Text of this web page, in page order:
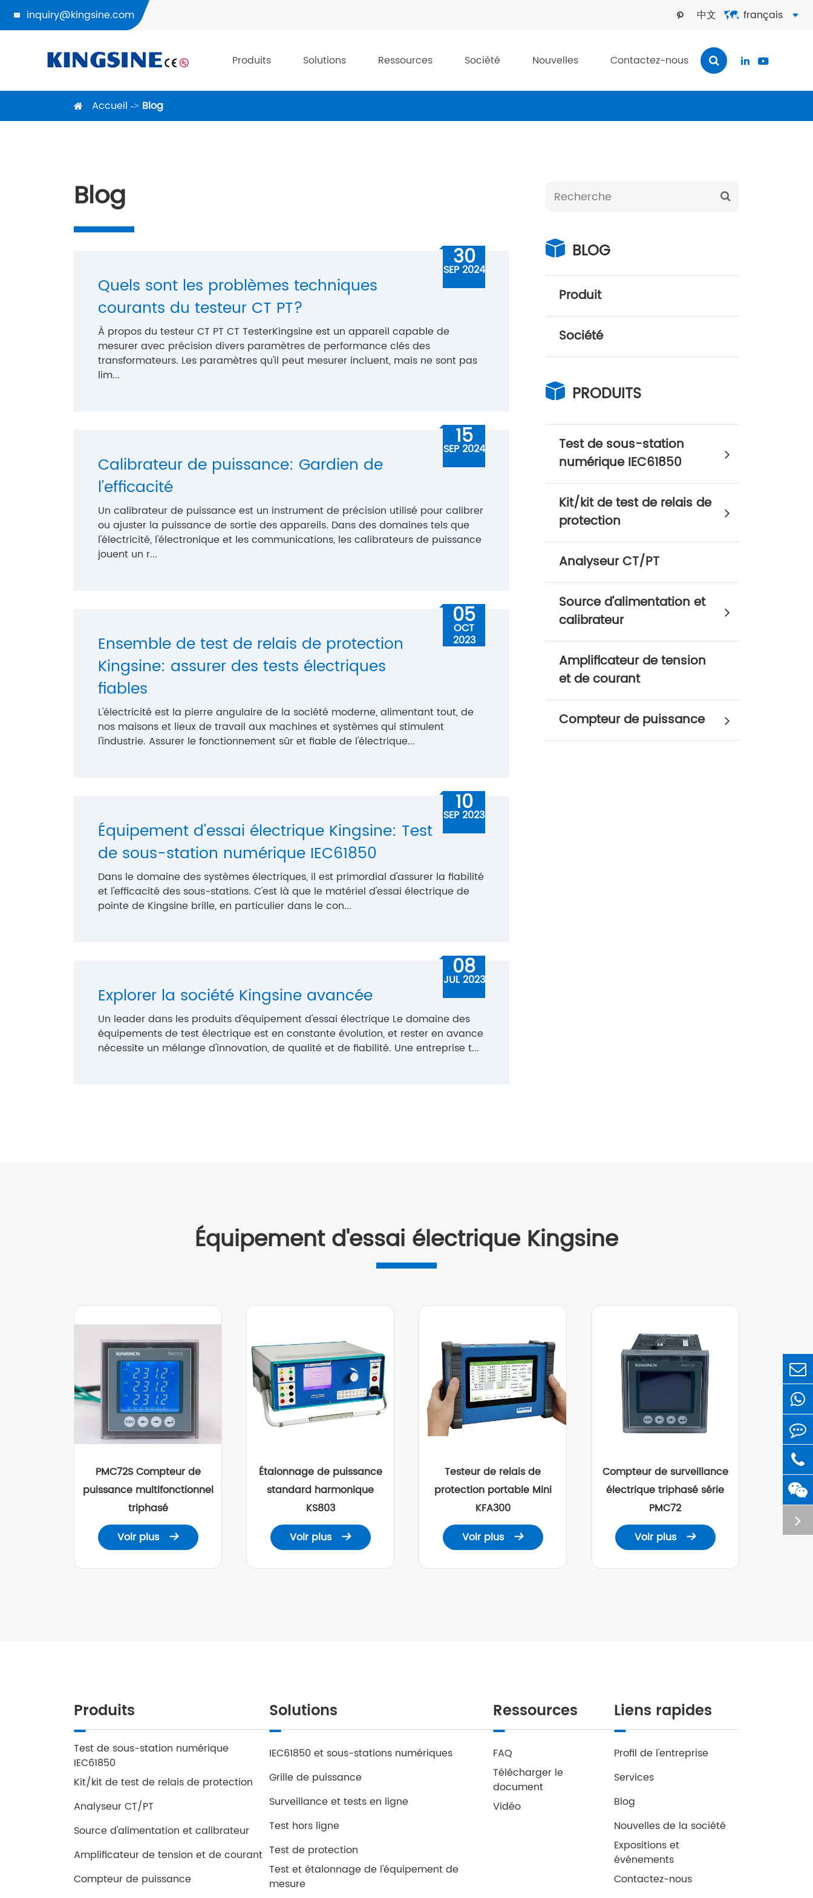
 inquiry@kingsine.com  中文  français 
Produits Solutions Ressources Société Nouvelles Contactez-nous  
Accueil Blog
Blog
Quels sont les problèmes techniques
courants du testeur CT PT?
À propos du testeur CT PT CT TesterKingsine est un appareil capable de
mesurer avec précision divers paramètres de performance clés des
transformateurs. Les paramètres qu'il peut mesurer incluent, mais ne sont pas
lim...
30
SEP 2024
Calibrateur de puissance: Gardien de
l'efficacité
Un calibrateur de puissance est un instrument de précision utilisé pour calibrer
ou ajuster la puissance de sortie des appareils. Dans des domaines tels que
l'électricité, l'électronique et les communications, les calibrateurs de puissance
jouent un r...
15
SEP 2024
Ensemble de test de relais de protection
Kingsine: assurer des tests électriques
fiables
L'électricité est la pierre angulaire de la société moderne, alimentant tout, de
nos maisons et lieux de travail aux machines et systèmes qui stimulent
l'industrie. Assurer le fonctionnement sûr et fiable de l'électrique...
05
OCT
2023
Équipement d'essai électrique Kingsine: Test
de sous-station numérique IEC61850
Dans le domaine des systèmes électriques, il est primordial d'assurer la fiabilité
et l'efficacité des sous-stations. C'est là que le matériel d'essai électrique de
pointe de Kingsine brille, en particulier dans le con...
10
SEP 2023
Explorer la société Kingsine avancée
Un leader dans les produits d'équipement d'essai électrique Le domaine des
équipements de test électrique est en constante évolution, et rester en avance
nécessite un mélange d'innovation, de qualité et de fiabilité. Une entreprise t...
08
JUL 2023
BLOG
Produit
Société
PRODUITS
Test de sous-station
numérique IEC61850
Kit/kit de test de relais de
protection
Analyseur CT/PT
Source d'alimentation et
calibrateur
Amplificateur de tension
et de courant
Compteur de puissance
Équipement d'essai électrique Kingsine
PMC72S Compteur de
puissance multifonctionnel
triphasé
Voir plus

Étalonnage de puissance
standard harmonique
KS803
Voir plus

Testeur de relais de
protection portable Mini
KFA300
Voir plus

Compteur de surveillance
électrique triphasé série
PMC72
Voir plus

Produits
Test de sous-station numérique
IEC61850
Kit/kit de test de relais de protection
Analyseur CT/PT
Source d'alimentation et calibrateur
Amplificateur de tension et de courant
Compteur de puissance
Solutions
IEC61850 et sous-stations numériques
Grille de puissance
Surveillance et tests en ligne
Test hors ligne
Test de protection
Test et étalonnage de l'équipement de
mesure
Ressources
FAQ
Télécharger le
document
Vidéo
Liens rapides
Profil de l'entreprise
Services
Blog
Nouvelles de la société
Expositions et
événements
Contactez-nous